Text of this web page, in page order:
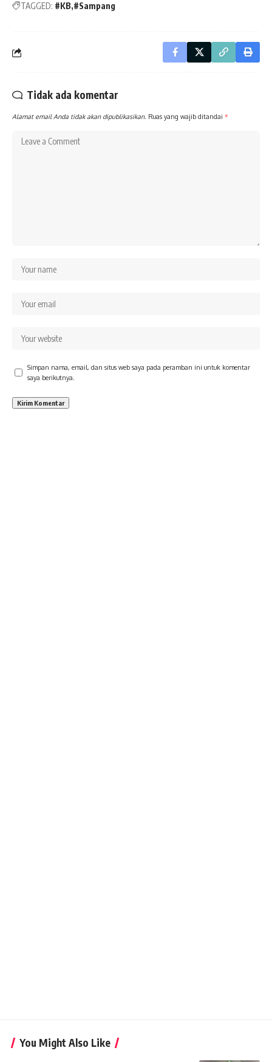
TAGGED: #KB #Sampang
Tidak ada komentar
Alamat email Anda tidak akan dipublikasikan. Ruas yang wajib ditandai *
Simpan nama, email, dan situs web saya pada peramban ini untuk komentar
saya berikutnya.
You Might Also Like